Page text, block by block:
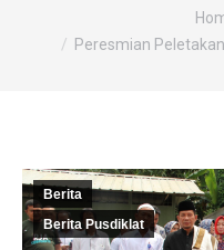
Peresmian
Berita
Berita Pusdiklat